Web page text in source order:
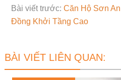
Bài viết trước: Căn Hộ Sơn
Đồng Khởi Tầng Cao
BÀI VIẾT LIÊN QUAN: